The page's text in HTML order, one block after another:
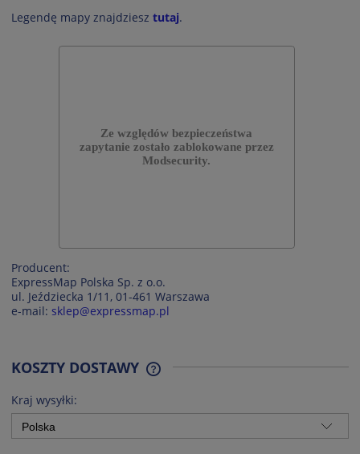
Legendę mapy znajdziesz tutaj.
Producent:
ExpressMap Polska Sp. z o.o.
ul. Jeździecka 1/11, 01-461 Warszawa
e-mail: sklep@expressmap.pl
KOSZTY DOSTAWY
Kraj wysyłki: